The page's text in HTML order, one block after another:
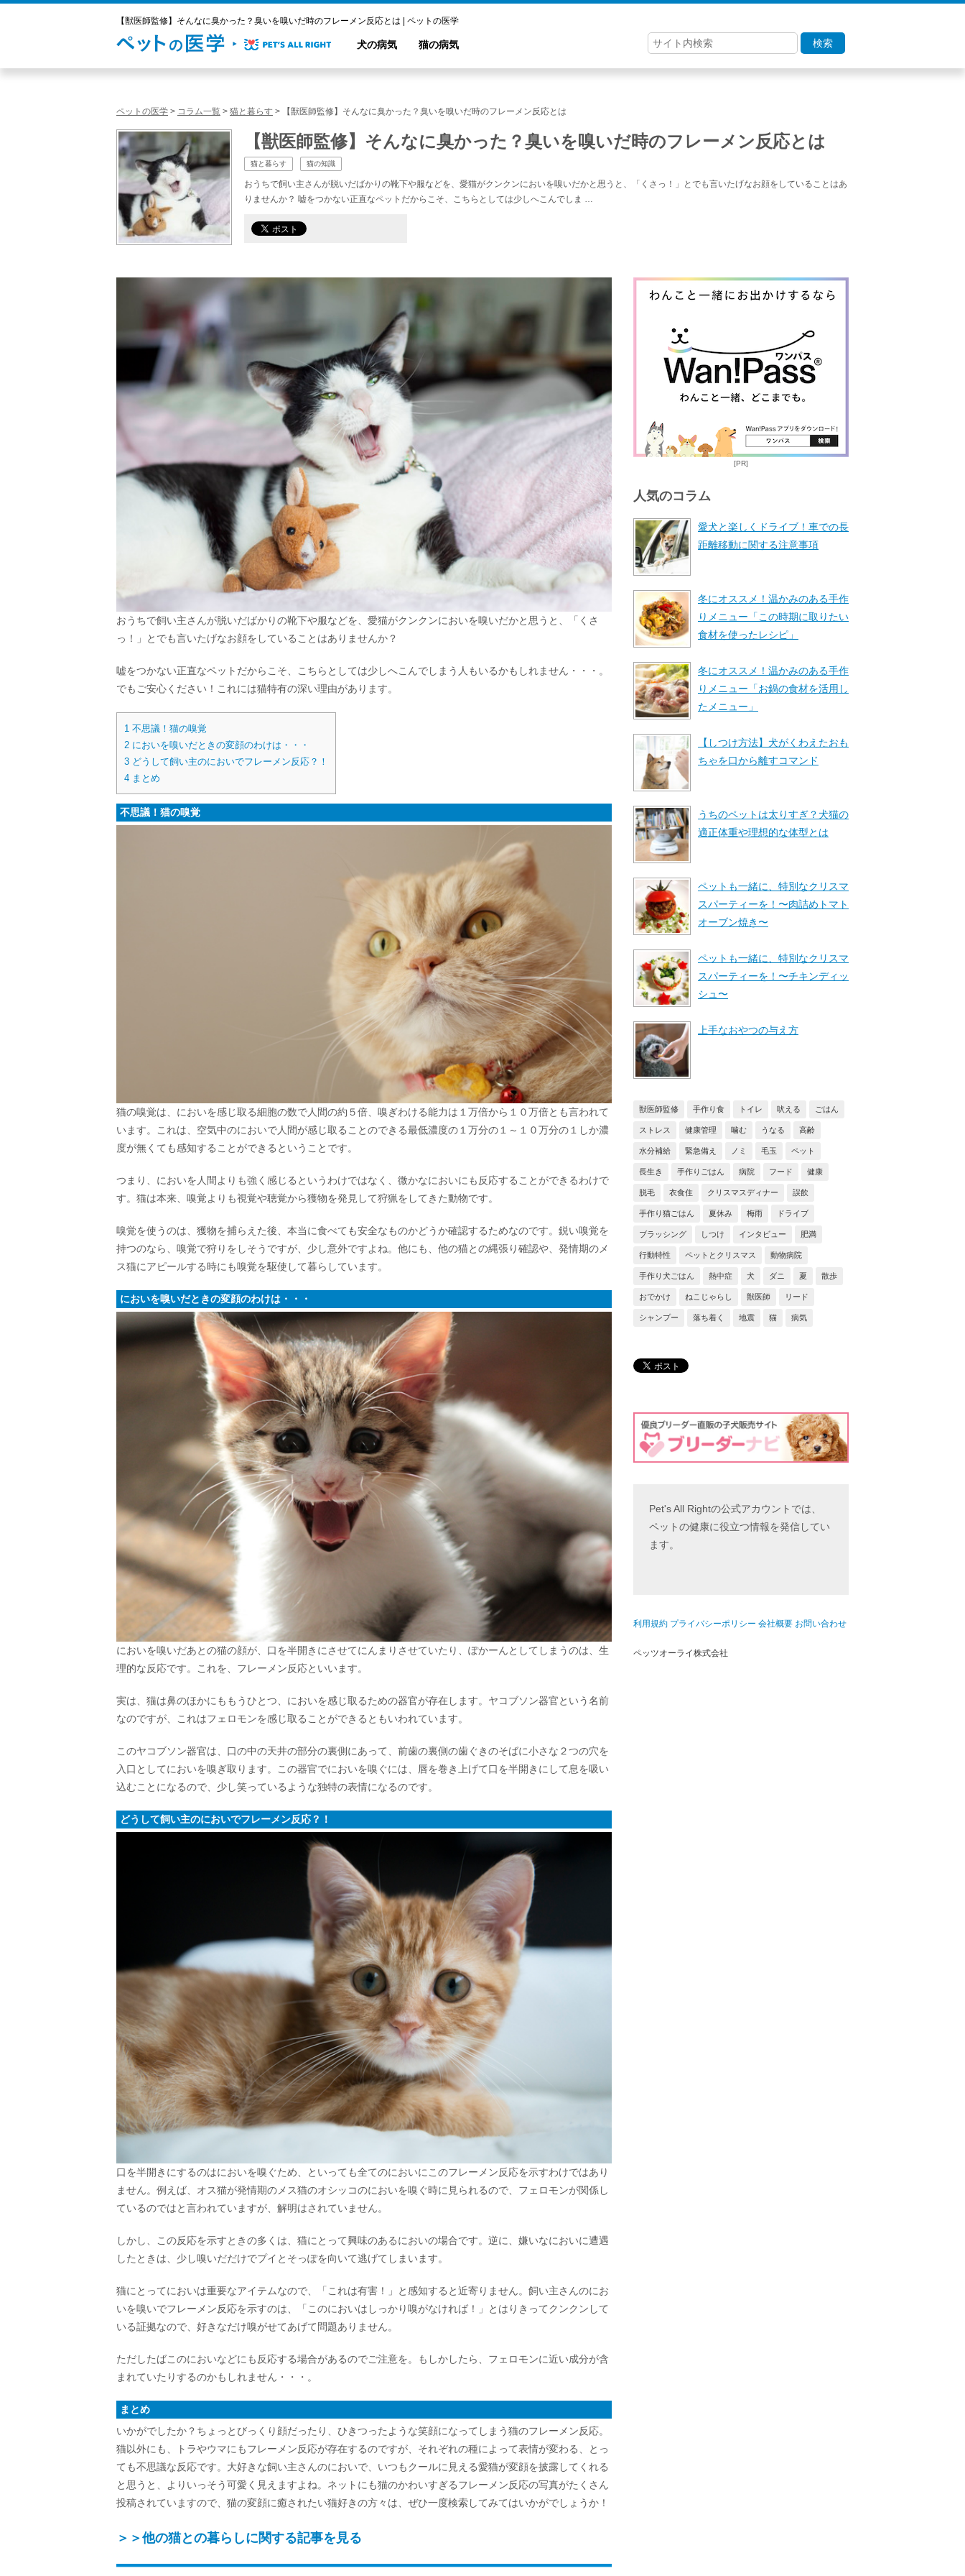
【獣医師監修】そんなに臭かった？臭いを嗅いだ時のフレーメン反応とは | ペットの医学
犬の病気 猫の病気 検索
ペットの医学 > コラム一覧 > 猫と暮らす > 【獣医師監修】そんなに臭かった？臭いを嗅いだ時のフレーメン反応とは
【獣医師監修】そんなに臭かった？臭いを嗅いだ時のフレーメン反応とは
猫と暮らす 猫の知識
おうちで飼い主さんが脱いだばかりの靴下や服などを、愛猫がクンクンにおいを嗅いだかと思うと、「くさっ！」とでも言いたげなお顔をしていることはあ
りませんか？ 嘘をつかない正直なペットだからこそ、こちらとしては少しへこんでしま …
おうちで飼い主さんが脱いだばかりの靴下や服などを、愛猫がクンクンにおいを嗅いだかと思うと、「くさ
っ！」とでも言いたげなお顔をしていることはありませんか？
嘘をつかない正直なペットだからこそ、こちらとしては少しへこんでしまう人もいるかもしれません・・・。
でもご安心ください！これには猫特有の深い理由があります。
1 不思議！猫の嗅覚
2 においを嗅いだときの変顔のわけは・・・
3 どうして飼い主のにおいでフレーメン反応？！
4 まとめ
不思議！猫の嗅覚
猫の嗅覚は、においを感じ取る細胞の数で人間の約５倍、嗅ぎわける能力は１万倍から１０万倍とも言われて
います。これは、空気中のにおいで人間が感じ取ることのできる最低濃度の１万分の１～１０万分の１しか濃
度が無くても感知することができるということです。
つまり、においを人間よりも強く感じるというわけではなく、微かなにおいにも反応することができるわけで
す。猫は本来、嗅覚よりも視覚や聴覚から獲物を発見して狩猟をしてきた動物です。
嗅覚を使うのは、獲物を捕らえた後、本当に食べても安全なものかどうか確認するためなのです。鋭い嗅覚を
持つのなら、嗅覚で狩りをしそうですが、少し意外ですよね。他にも、他の猫との縄張り確認や、発情期のメ
ス猫にアピールする時にも嗅覚を駆使して暮らしています。
においを嗅いだときの変顔のわけは・・・
においを嗅いだあとの猫の顔が、口を半開きにさせてにんまりさせていたり、ぽかーんとしてしまうのは、生
理的な反応です。これを、フレーメン反応といいます。
実は、猫は鼻のほかにももうひとつ、においを感じ取るための器官が存在します。ヤコブソン器官という名前
なのですが、これはフェロモンを感じ取ることができるともいわれています。
このヤコブソン器官は、口の中の天井の部分の裏側にあって、前歯の裏側の歯ぐきのそばに小さな２つの穴を
入口としてにおいを嗅ぎ取ります。この器官でにおいを嗅ぐには、唇を巻き上げて口を半開きにして息を吸い
込むことになるので、少し笑っているような独特の表情になるのです。
どうして飼い主のにおいでフレーメン反応？！
口を半開きにするのはにおいを嗅ぐため、といっても全てのにおいにこのフレーメン反応を示すわけではあり
ません。例えば、オス猫が発情期のメス猫のオシッコのにおいを嗅ぐ時に見られるので、フェロモンが関係し
ているのではと言われていますが、解明はされていません。
しかし、この反応を示すときの多くは、猫にとって興味のあるにおいの場合です。逆に、嫌いなにおいに遭遇
したときは、少し嗅いだだけでプイとそっぽを向いて逃げてしまいます。
猫にとってにおいは重要なアイテムなので、「これは有害！」と感知すると近寄りません。飼い主さんのにお
いを嗅いでフレーメン反応を示すのは、「このにおいはしっかり嗅がなければ！」とはりきってクンクンして
いる証拠なので、好きなだけ嗅がせてあげて問題ありません。
ただしたばこのにおいなどにも反応する場合があるのでご注意を。もしかしたら、フェロモンに近い成分が含
まれていたりするのかもしれません・・・。
まとめ
いかがでしたか？ちょっとびっくり顔だったり、ひきつったような笑顔になってしまう猫のフレーメン反応。
猫以外にも、トラやウマにもフレーメン反応が存在するのですが、それぞれの種によって表情が変わる、とっ
ても不思議な反応です。大好きな飼い主さんのにおいで、いつもクールに見える愛猫が変顔を披露してくれる
と思うと、よりいっそう可愛く見えますよね。ネットにも猫のかわいすぎるフレーメン反応の写真がたくさん
投稿されていますので、猫の変顔に癒されたい猫好きの方々は、ぜひ一度検索してみてはいかがでしょうか！
＞＞他の猫との暮らしに関する記事を見る
[PR]
人気のコラム
愛犬と楽しくドライブ！車での長
距離移動に関する注意事項
冬にオススメ！温かみのある手作
りメニュー「この時期に取りたい
食材を使ったレシピ」
冬にオススメ！温かみのある手作
りメニュー「お鍋の食材を活用し
たメニュー」
【しつけ方法】犬がくわえたおも
ちゃを口から離すコマンド
うちのペットは太りすぎ？犬猫の
適正体重や理想的な体型とは
ペットも一緒に、特別なクリスマ
スパーティーを！〜肉詰めトマト
オーブン焼き〜
ペットも一緒に、特別なクリスマ
スパーティーを！〜チキンディッ
シュ〜
上手なおやつの与え方
獣医師監修 手作り食 トイレ 吠える ごはん
ストレス 健康管理 噛む うなる 高齢
水分補給 緊急備え ノミ 毛玉 ペット
長生き 手作りごはん 病院 フード 健康
脱毛 衣食住 クリスマスディナー 誤飲
手作り猫ごはん 夏休み 梅雨 ドライブ
ブラッシング しつけ インタビュー 肥満
行動特性 ペットとクリスマス 動物病院
手作り犬ごはん 熱中症 犬 ダニ 夏 散歩
おでかけ ねこじゃらし 獣医師 リード
シャンプー 落ち着く 地震 猫 病気
Pet's All Rightの公式アカウントでは、
ペットの健康に役立つ情報を発信してい
ます。
利用規約 プライバシーポリシー 会社概要 お問い合わせ
ペッツオーライ株式会社